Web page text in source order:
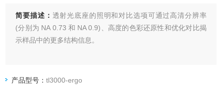
简要描述： 透射光底座的照明和对比选项可通过高清分辨率
(分别为 NA 0.73 和 NA 0.9)、高度的色彩还原性和优化对比揭
示样品中的更多结构信息。
产品型号：tl3000-ergo